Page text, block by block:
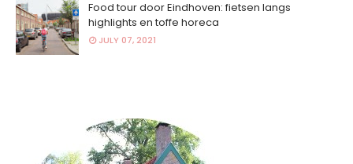
Food tour door Eindhoven: fietsen langs
highlights en toffe horeca
JULY 07, 2021